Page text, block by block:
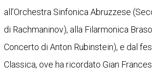
all’Orchestra Sinfonica Abruzzese
di Rachmaninov), alla Filarmonica
Concerto di Anton Rubinstein), e dal
Classica, ove ha ricordato Gian